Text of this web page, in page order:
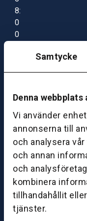
Samtycke
Denna
Vi använder
annonserna till
och analysera
och annan
och
kombinera
tillhandahållit
tjänster.
8:
0
0
7:
0
B
S
k
ö
v
d